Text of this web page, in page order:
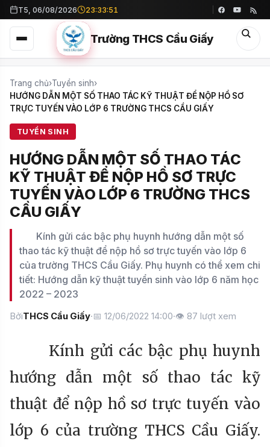
T5, 06/08/2026 23:33:52
Trường THCS Cầu Giấy
Trang chủ›Tuyển sinh›
HƯỚNG DẪN MỘT SỐ THAO TÁC KỸ THUẬT ĐỂ NỘP HỒ SƠ
TRỰC TUYẾN VÀO LỚP 6 TRƯỜNG THCS CẦU GIẤY
TUYỂN SINH
HƯỚNG DẪN MỘT SỐ THAO TÁC
KỸ THUẬT ĐỂ NỘP HỒ SƠ TRỰC
TUYẾN VÀO LỚP 6 TRƯỜNG THCS
CẦU GIẤY
Kính gửi các bậc phụ huynh hướng dẫn một số
thao tác kỹ thuật để nộp hồ sơ trực tuyến vào lớp 6
của trường THCS Cầu Giấy. Phụ huynh có thể xem chi
tiết: Hướng dẫn kỹ thuật tuyển sinh vào lớp 6 năm học
2022 – 2023
BởiTHCS Cầu Giấy·📅 12/06/2022 14:00·👁 87 lượt xem
Kính gửi các bậc phụ huynh
hướng dẫn một số thao tác kỹ
thuật để nộp hồ sơ trực tuyến vào
lớp 6 của trường THCS Cầu Giấy.